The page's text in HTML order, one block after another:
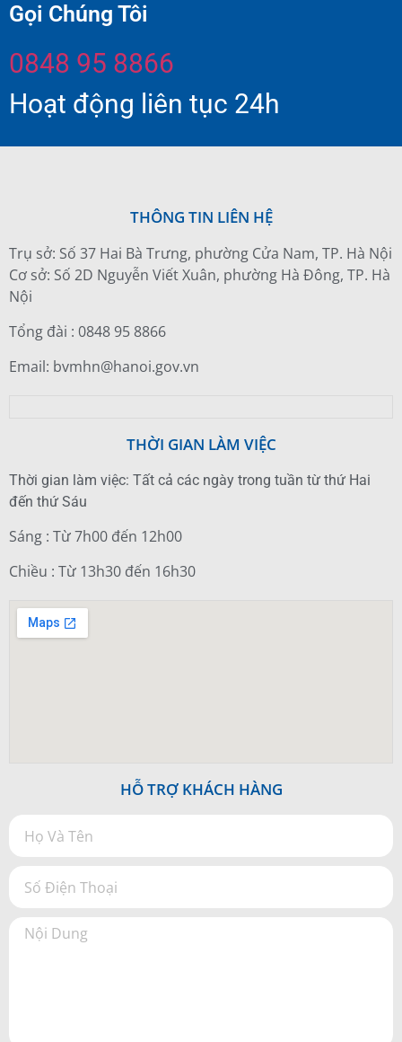
Gọi Chúng Tôi
0848 95 8866
Hoạt động liên tục 24h
THÔNG TIN LIÊN HỆ
Trụ sở: Số 37 Hai Bà Trưng, phường Cửa Nam, TP. Hà Nội
Cơ sở: Số 2D Nguyễn Viết Xuân, phường Hà Đông, TP. Hà
Nội
Tổng đài : 0848 95 8866
Email: bvmhn@hanoi.gov.vn
THỜI GIAN LÀM VIỆC
Thời gian làm việc: Tất cả các ngày trong tuần từ thứ Hai
đến thứ Sáu
Sáng : Từ 7h00 đến 12h00
Chiều : Từ 13h30 đến 16h30
HỖ TRỢ KHÁCH HÀNG